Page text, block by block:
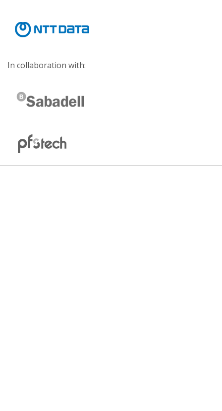
In collaboration with: